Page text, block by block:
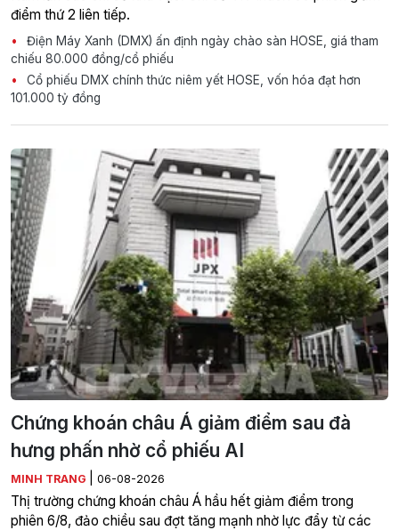
điểm thứ 2 liên tiếp.
Điện Máy Xanh (DMX) ấn định ngày chào sàn HOSE, giá tham
chiếu 80.000 đồng/cổ phiếu
Cổ phiếu DMX chính thức niêm yết HOSE, vốn hóa đạt hơn
101.000 tỷ đồng
Chứng khoán châu Á giảm điểm sau đà
hưng phấn nhờ cổ phiếu AI
MINH TRANG 06-08-2026
Thị trường chứng khoán châu Á hầu hết giảm điểm trong
phiên 6/8, đảo chiều sau đợt tăng mạnh nhờ lực đẩy từ các